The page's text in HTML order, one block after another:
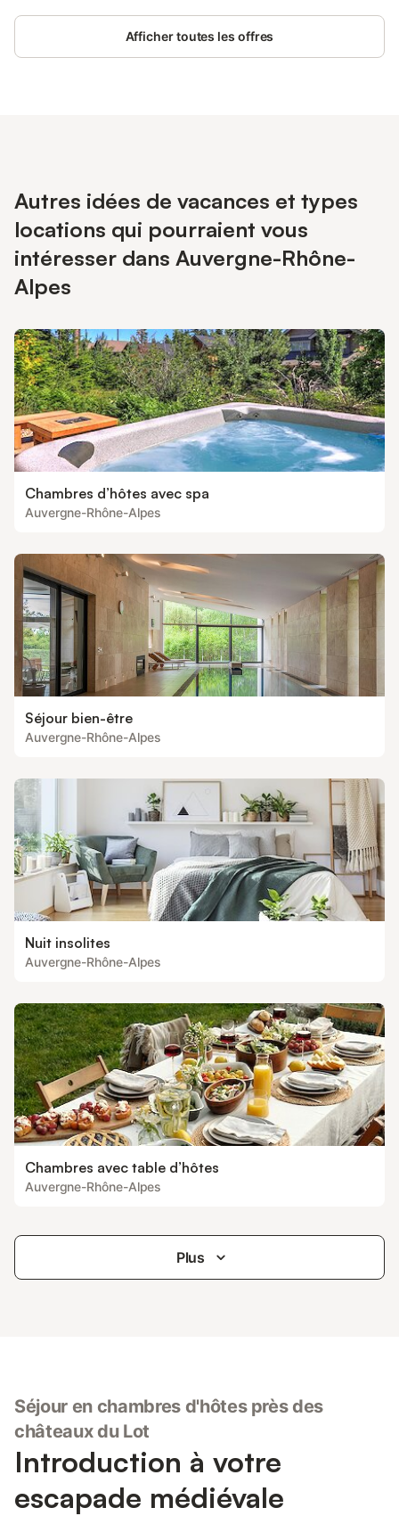
Afficher toutes les offres
Autres idées de vacances et types
locations qui pourraient vous
intéresser dans Auvergne-Rhône-
Alpes
Chambres d’hôtes avec spa
Auvergne-Rhône-Alpes
Séjour bien-être
Auvergne-Rhône-Alpes
Nuit insolites
Auvergne-Rhône-Alpes
Chambres avec table d’hôtes
Auvergne-Rhône-Alpes
Plus
Séjour en chambres d'hôtes près des
châteaux du Lot
Introduction à votre
escapade médiévale